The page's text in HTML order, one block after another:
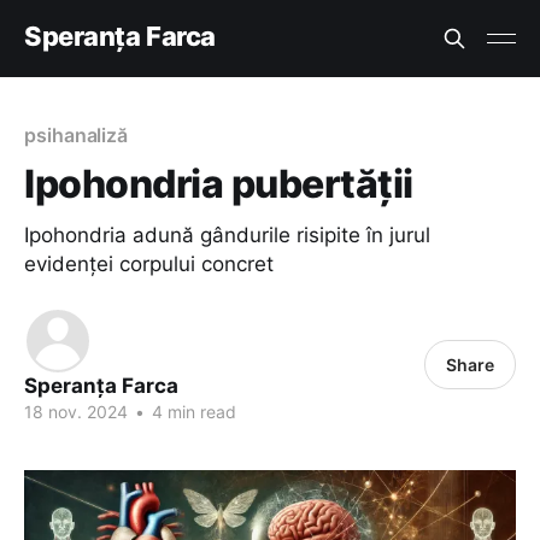
Speranța Farca
psihanaliză
Ipohondria pubertății
Ipohondria adună gândurile risipite în jurul
evidenței corpului concret
Speranța Farca
18 nov. 2024 • 4 min read
Share